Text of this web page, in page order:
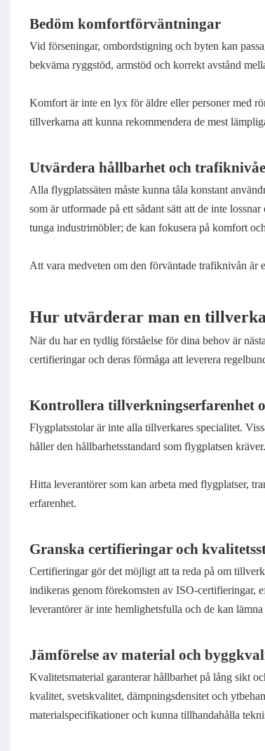
Bedöm komfortförväntningar
Vid förseningar, ombordstigning och byten kan
bekväma ryggstöd, armstöd och korrekt avstånd
Komfort är inte en lyx för äldre eller personer med
tillverkarna att kunna rekommendera de mest
Utvärdera hållbarhet och
Alla flygplatssäten måste kunna tåla konstant
som är utformade på ett sådant sätt att de inte
tunga industrimöbler; de kan fokusera på komfort
Att vara medveten om den förväntade trafiknivån är
Hur utvärderar man en
När du har en tydlig förståelse för dina behov är
certifieringar och deras förmåga att leverera
Kontrollera tillverkningserfarenhet
Flygplatsstolar är inte alla tillverkares specialitet.
håller den hållbarhetsstandard som flygplatsen kräver.
Hitta leverantörer som kan arbeta med flygplatser,
erfarenhet.
Granska certifieringar och
Certifieringar gör det möjligt att ta reda på om
indikeras genom förekomsten av ISO-certifieringar,
leverantörer är inte hemlighetsfulla och de kan
Jämförelse av material och
Kvalitetsmaterial garanterar hållbarhet på lång sikt
kvalitet, svetskvalitet, dämpningsdensitet och
materialspecifikationer och kunna tillhandahålla